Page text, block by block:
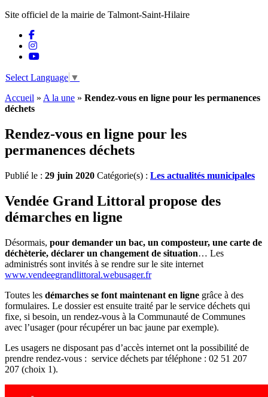
Site officiel de la mairie de Talmont-Saint-Hilaire
Select Language ▼
Accueil » A la une » Rendez-vous en ligne pour les permanences
déchets
Rendez-vous en ligne pour les
permanences déchets
Publié le : 29 juin 2020 Catégorie(s) : Les actualités municipales
Vendée Grand Littoral propose des
démarches en ligne
Désormais, pour demander un bac, un composteur, une carte de
déchèterie, déclarer un changement de situation… Les
administrés sont invités à se rendre sur le site internet
www.vendeegrandlittoral.webusager.fr
Toutes les démarches se font maintenant en ligne grâce à des
formulaires. Le dossier est ensuite traité par le service déchets qui
fixe, si besoin, un rendez-vous à la Communauté de Communes
avec l’usager (pour récupérer un bac jaune par exemple).
Les usagers ne disposant pas d’accès internet ont la possibilité de
prendre rendez-vous : service déchets par téléphone : 02 51 207
207 (choix 1).